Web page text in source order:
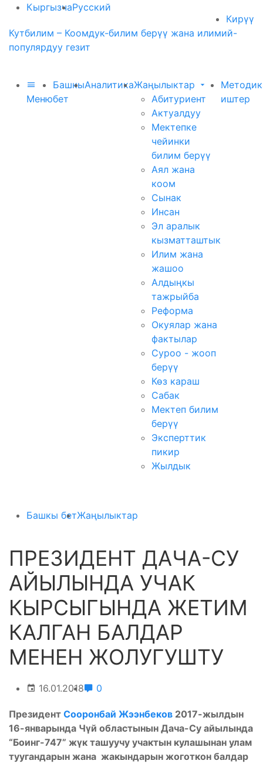
КыргызчаРусский
Кирүү
Кутбилим – Коомдук-билим берүү жана илимий-
популярдуу гезит
Меню
Башкы
бет
АналитикаЖаңылыктар
Абитуриент
Актуалдуу
Мектепке
чейинки
билим берүү
Аял жана
коом
Сынак
Инсан
Эл аралык
кызматташтык
Илим жана
жашоо
Алдыңкы
тажрыйба
Реформа
Окуялар жана
фактылар
Суроо - жооп
берүү
Көз караш
Сабак
Мектеп билим
берүү
Эксперттик
пикир
Жылдык
иштер
Башкы бетЖаңылыктар
ПРЕЗИДЕНТ ДАЧА-СУ
АЙЫЛЫНДА УЧАК
КЫРСЫГЫНДА ЖЕТИМ
КАЛГАН БАЛДАР
МЕНЕН ЖОЛУГУШТУ
16.01.2018 0
Президент Сооронбай Жээнбеков 2017-жылдын
16-январында Чүй областынын Дача-Су айылында
“Боинг-747” жүк ташуучу учактын кулашынан улам
туугандарын жана жакындарын жоготкон балдар